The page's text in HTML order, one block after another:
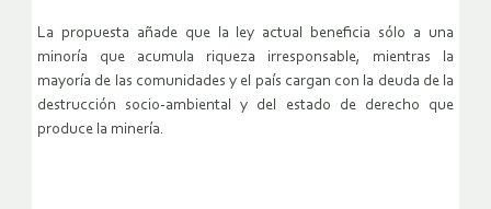
La propuesta añade que la ley actual beneficia sólo a una
minoría que acumula riqueza irresponsable, mientras la
mayoría de las comunidades y el país cargan con la deuda de la
destrucción socio-ambiental y del estado de derecho que
produce la minería.